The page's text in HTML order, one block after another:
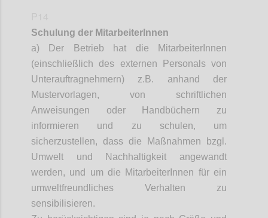
Schulung der MitarbeiterInnen
a) Der Betrieb hat die
MitarbeiterInnen
(einschließlich des externen Personals von
Unterauftragnehmern) z.B. anhand der
Mustervorlagen, von schriftlichen
Anweisungen oder Handbüchern zu
informieren und zu schulen, um
sicherzustellen, dass die Maßnahmen bzgl.
Umwelt und Nachhaltigkeit angewandt
werden, und um die MitarbeiterInnen für ein
umweltfreundliches Verhalten zu
sensibilisieren.